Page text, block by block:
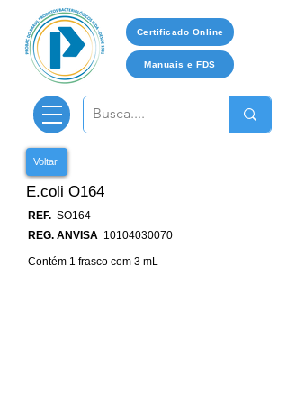
Certificado Online
Manuais e FDS
Voltar
E.coli O164
REF. SO164
REG. ANVISA 10104030070
Contém 1 frasco com 3 mL